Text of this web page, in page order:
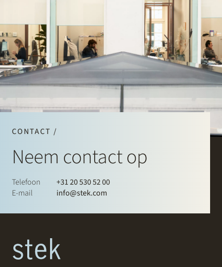
CONTACT /
Neem contact op
Telefoon
+31 20 530 52 00
E-mail
info@stek.com